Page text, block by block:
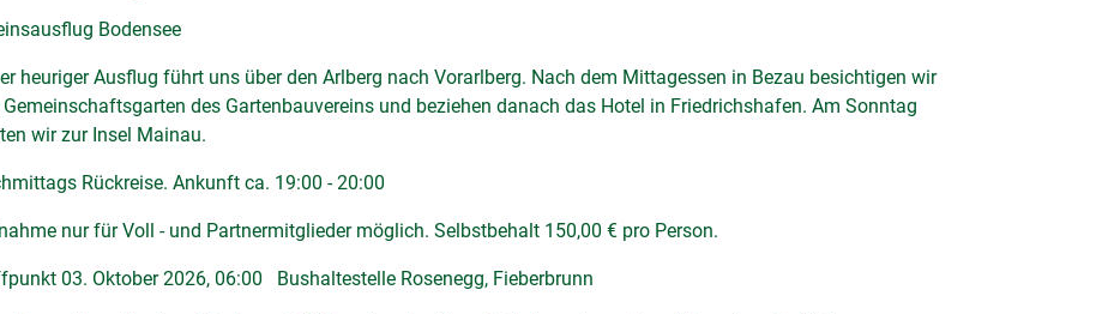
Bodensee
heuriger Ausflug führt uns über den Arlberg nach Vorarlberg. Nach dem Mittagessen in Bezau besichtigen wir
Gemeinschaftsgarten des Gartenbauvereins und beziehen danach das Hotel in Friedrichshafen. Am Sonntag
wir zur Insel Mainau.
Rückreise. Ankunft ca. 19:00 - 20:00
nur für Voll - und Partnermitglieder möglich. Selbstbehalt 150,00 € pro Person.
03. Oktober 2026, 06:00 Bushaltestelle Rosenegg, Fieberbrunn